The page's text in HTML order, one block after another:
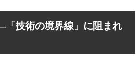
技術の境界線」に阻まれ